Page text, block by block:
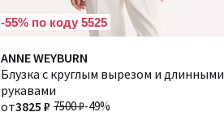
-55% по коду 5525
ANNE WEYBURN
Блузка с круглым вырезом и длинными
рукавами
7500 ₽-49%
от3825 ₽
4,4
/ 5